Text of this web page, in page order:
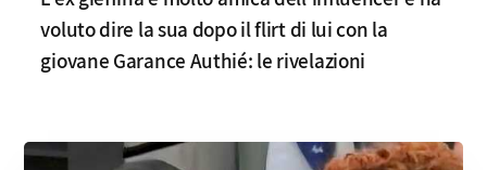
voluto dire la sua dopo il flirt di lui con la
giovane Garance Authié: le rivelazioni